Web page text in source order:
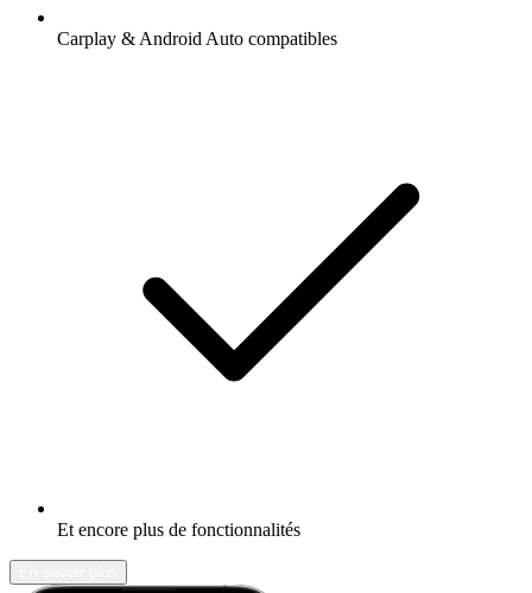
Carplay & Android Auto compatibles
Et encore plus de fonctionnalités